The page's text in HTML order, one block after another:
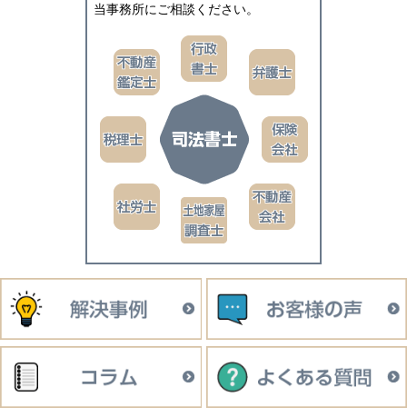
当事務所にご相談ください。